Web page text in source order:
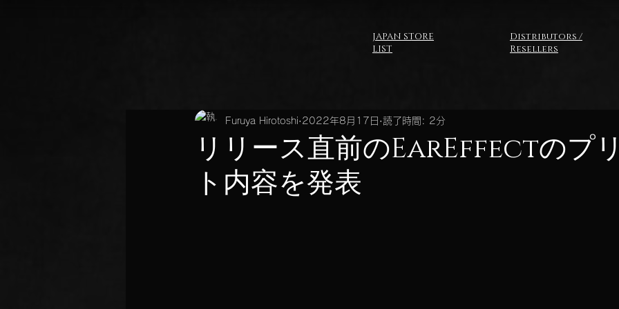
JAPAN STORE
LIST
Distributors /
Resellers
リリース直前のEarEffectのプ
ト内容を発表
Furuya Hirotoshi 2022年8月17日 読了時間: 2分